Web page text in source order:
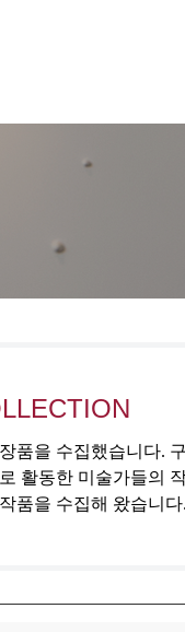
품을 수집했습니다.
활동한 미술가들의
품을 수집해 왔습니